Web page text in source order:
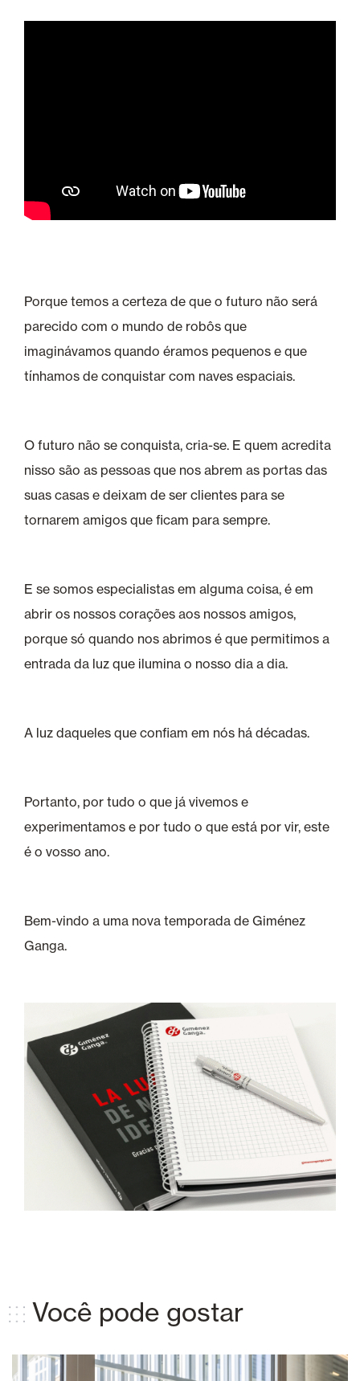
Porque temos a certeza de que o futuro não será
parecido com o mundo de robôs que
imaginávamos quando éramos pequenos e que
tínhamos de conquistar com naves espaciais.
O futuro não se conquista, cria-se. E quem acredita
nisso são as pessoas que nos abrem as portas das
suas casas e deixam de ser clientes para se
tornarem amigos que ficam para sempre.
E se somos especialistas em alguma coisa, é em
abrir os nossos corações aos nossos amigos,
porque só quando nos abrimos é que permitimos a
entrada da luz que ilumina o nosso dia a dia.
A luz daqueles que confiam em nós há décadas.
Portanto, por tudo o que já vivemos e
experimentamos e por tudo o que está por vir, este
é o vosso ano.
Bem-vindo a uma nova temporada de Giménez
Ganga.
Você pode gostar